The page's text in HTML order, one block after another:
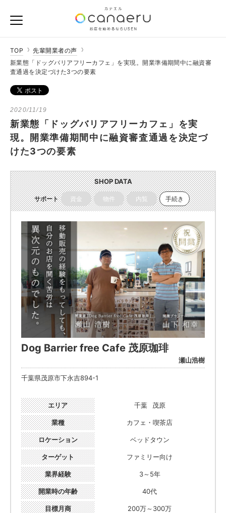
TOP
先輩開業者の声
新業態「ドッグバリアフリーカフェ」を実現。開業準備期間中に融資審
査通過を決定づけた3つの要素
2020/11/19
新業態「ドッグバリアフリーカフェ」を実
現。開業準備期間中に融資審査通過を決定づ
けた3つの要素
SHOP DATA
サポート 資金 物件 内覧 手続き
Dog Barrier free Cafe 茂原珈琲
瀬山浩樹
千葉県茂原市下永吉894-1
エリア 千葉 茂原
業種 カフェ・喫茶店
ロケーション ベッドタウン
ターゲット ファミリー向け
業界経験 3～5年
開業時の年齢 40代
目標月商 200万～300万